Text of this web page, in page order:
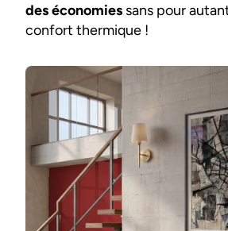
des économies sans pour
confort thermique !